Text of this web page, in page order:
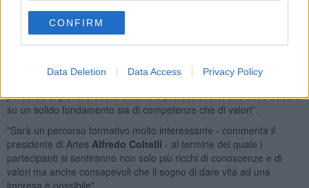
CONFIRM
Data Deletion Data Access Privacy Policy
alla possibilità di avviare una
dell’Its Fedi-FermiPaolo Bernardi– è essenziale che l’educazione
e l’istruzione si orientino verso la costruzione di un proficuo
percorso di piena crescita umana e professionale, che deve basarsi
su un solido fondamento sia di competenze che di valori”.
"Sarà un percorso formativo molto interessante - commenta il
presidente di Artes Alfredo Coltelli - al termine del quale i
partecipanti si sentiranno non solo più ricchi di conoscenze e di
valori ma anche consapevoli che il sogno di dare vita ad una
impresa è possibile".